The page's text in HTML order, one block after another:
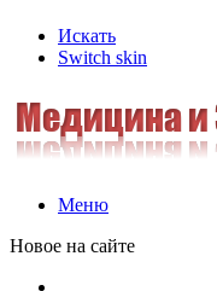
Искать
Switch skin
Меню
Новое на сайте